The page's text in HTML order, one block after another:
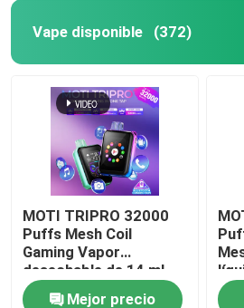
Vape disponible (372)
MOTI TRIPRO 32000
Puffs Mesh Coil
Gaming Vapor
desechable de 14 ml
líquido electrónico de
Mejor precio